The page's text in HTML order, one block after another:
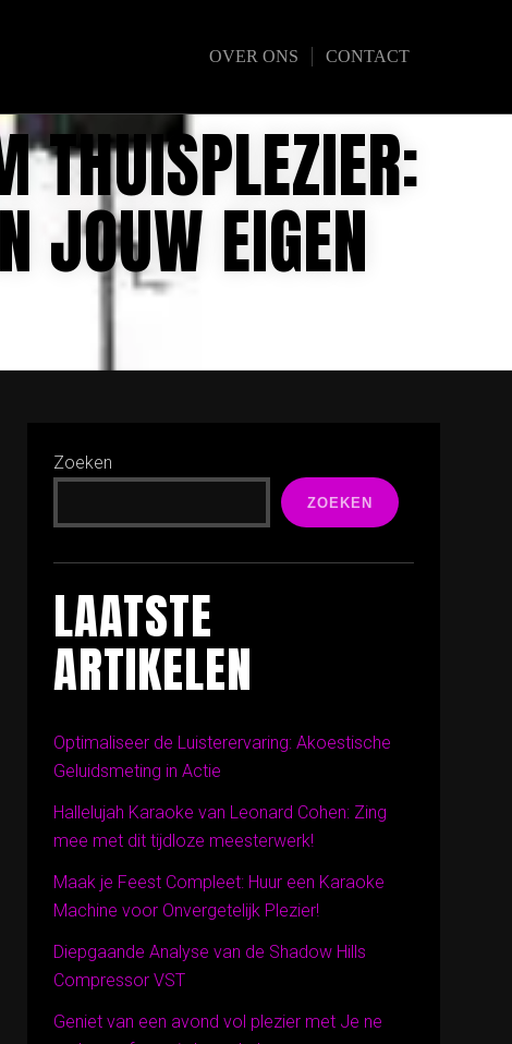
OVER ONS CONTACT
THUISPLEZIER:
JOUW EIGEN
Zoeken
ZOEKEN
LAATSTE
ARTIKELEN
Optimaliseer de Luisterervaring: Akoestische
Geluidsmeting in Actie
Hallelujah Karaoke van Leonard Cohen: Zing
mee met dit tijdloze meesterwerk!
Maak je Feest Compleet: Huur een Karaoke
Machine voor Onvergetelijk Plezier!
Diepgaande Analyse van de Shadow Hills
Compressor VST
Geniet van een avond vol plezier met Je ne